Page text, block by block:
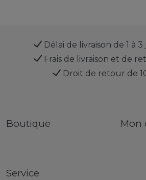
Délai de livraison de 1 à
Frais de livraison et de
Droit de retour de
Boutique Mon
Service